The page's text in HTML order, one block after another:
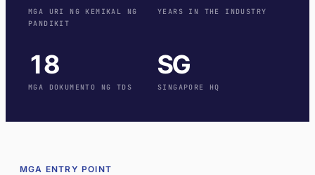
MGA URI NG KEMIKAL NG
PANDIKIT
YEARS IN THE INDUSTRY
18
MGA DOKUMENTO NG TDS
SG
SINGAPORE HQ
MGA ENTRY POINT